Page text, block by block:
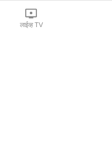
लाईव्ह TV